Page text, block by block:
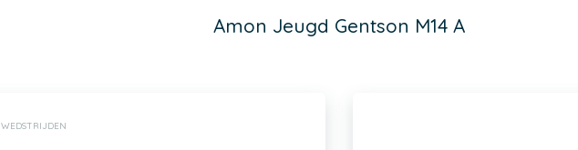
Amon Jeugd Gentson M14 A
WEDSTRIJDEN